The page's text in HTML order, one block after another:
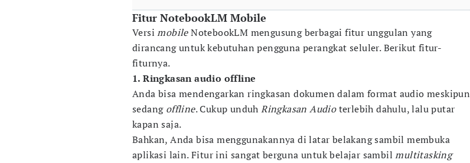
Fitur NotebookLM Mobile
VersimobileNotebookLM mengusung berbagai fitur unggulan yang
dirancang untuk kebutuhan pengguna perangkat seluler. Berikut fitur-
fiturnya.
1. Ringkasan audio offline
Anda bisa mendengarkan ringkasan dokumen dalam format audio meskipun
sedang offline. Cukup unduhRingkasan Audioterlebih dahulu, lalu putar
kapan saja.
Bahkan, Anda bisa menggunakannya di latar belakang sambil membuka
aplikasi lain. Fitur ini sangat berguna untuk belajar sambilmultitasking